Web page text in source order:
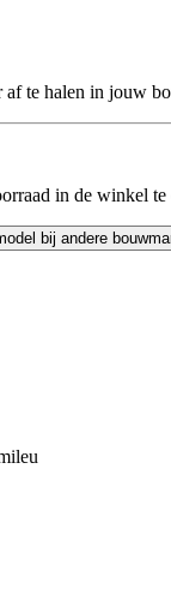
af te halen in jouw
in de winkel te
bij andere